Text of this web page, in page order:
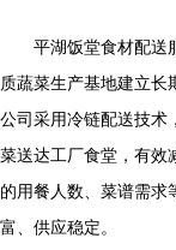
平湖饭堂食材配送
质蔬菜生产基地建立长
公司采用冷链配送技术
菜送达工厂食堂，有效
的用餐人数、菜谱需求
富、供应稳定。